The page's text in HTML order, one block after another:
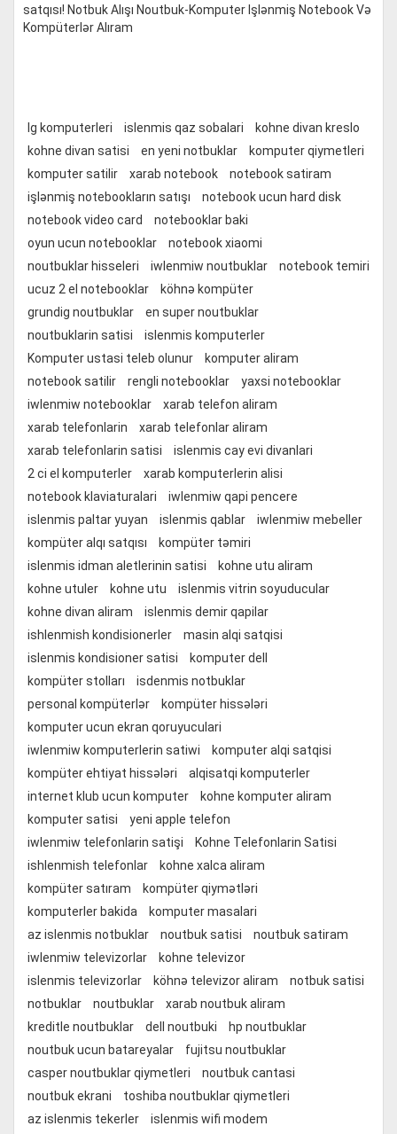
satqısı! Notbuk Alışı Noutbuk-Komputer Işlənmiş Notebook Və
Kompüterlər Alıram
lg komputerleri islenmis qaz sobalari
kohne divan kreslo
kohne divan satisi
en yeni notbuklar
komputer qiymetleri
komputer satilir
xarab notebook
notebook satiram
işlənmiş notebookların satışı
notebook ucun hard disk
notebook video card
notebooklar baki
oyun ucun notebooklar
notebook xiaomi
noutbuklar hisseleri
iwlenmiw noutbuklar
notebook temiri
ucuz 2 el notebooklar
köhnə kompüter
grundig noutbuklar
en super noutbuklar
noutbuklarin satisi
islenmis komputerler
Komputer ustasi teleb olunur
komputer aliram
notebook satilir
rengli notebooklar
yaxsi notebooklar
iwlenmiw notebooklar
xarab telefon aliram
xarab telefonlarin
xarab telefonlar aliram
xarab telefonlarin satisi
islenmis cay evi divanlari
2 ci el komputerler
xarab komputerlerin alisi
notebook klaviaturalari
iwlenmiw qapi pencere
islenmis paltar yuyan
islenmis qablar
iwlenmiw mebeller
kompüter alqı satqısı
kompüter təmiri
islenmis idman aletlerinin satisi
kohne utu aliram
kohne utuler
kohne utu
islenmis vitrin soyuducular
kohne divan aliram
islenmis demir qapilar
ishlenmish kondisionerler
masin alqi satqisi
islenmis kondisioner satisi
komputer dell
kompüter stolları
isdenmis notbuklar
personal kompüterlər
kompüter hissələri
komputer ucun ekran qoruyuculari
iwlenmiw komputerlerin satiwi
komputer alqi satqisi
kompüter ehtiyat hissələri
alqisatqi komputerler
internet klub ucun komputer
kohne komputer aliram
komputer satisi
yeni apple telefon
iwlenmiw telefonlarin satişi
Kohne Telefonlarin Satisi
ishlenmish telefonlar
kohne xalca aliram
kompüter satıram
kompüter qiymətləri
komputerler bakida
komputer masalari
az islenmis notbuklar
noutbuk satisi
noutbuk satiram
iwlenmiw televizorlar
kohne televizor
islenmis televizorlar
köhnə televizor aliram
notbuk satisi
notbuklar
noutbuklar
xarab noutbuk aliram
kreditle noutbuklar
dell noutbuki
hp noutbuklar
noutbuk ucun batareyalar
fujitsu noutbuklar
casper noutbuklar qiymetleri
noutbuk cantasi
noutbuk ekrani
toshiba noutbuklar qiymetleri
az islenmis tekerler
islenmis wifi modem